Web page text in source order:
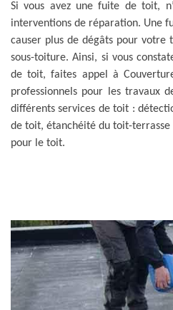
Si vous avez une fuite de toit,
interventions de réparation. Une
causer plus de dégâts pour
sous-toiture. Ainsi, si vous
de toit, faites appel à
professionnels pour les travaux
différents services de toit :
de toit, étanchéité du toit-
pour le toit.